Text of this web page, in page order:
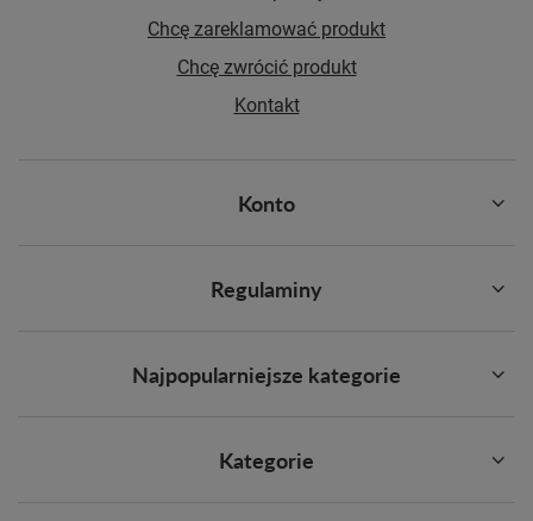
Chcę zareklamować produkt
Chcę zwrócić produkt
Kontakt
Konto
Regulaminy
Najpopularniejsze kategorie
Kategorie